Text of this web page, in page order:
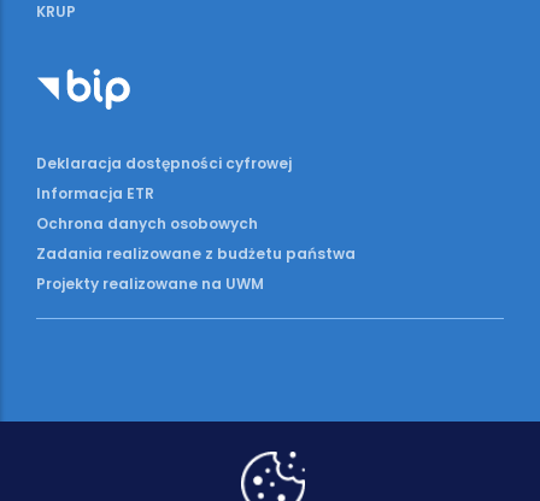
KRUP
Deklaracja dostępności cyfrowej
Informacja ETR
Ochrona danych osobowych
Zadania realizowane z budżetu państwa
Projekty realizowane na UWM